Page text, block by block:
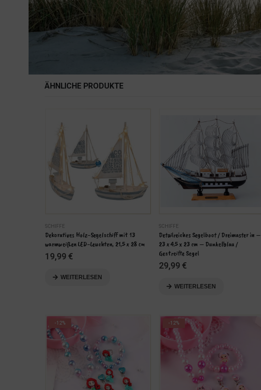
ÄHNLICHE PRODUKTE
SCHIFFE
Dekoratives Holz-Segelschiff mit 13
warmweißen LED-Leuchten, 21,5 x 28 cm
19,99 €
WEITERLESEN
SCHIFFE
Detailreiches Segelboot / Dreimaster in –
23 x 4.5 x 23 cm – Dunkelblau /
Gestreifte Segel
29,99 €
WEITERLESEN
-12% -12%